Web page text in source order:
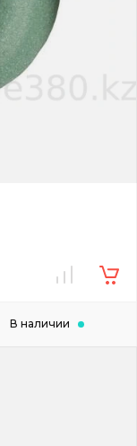
В наличии